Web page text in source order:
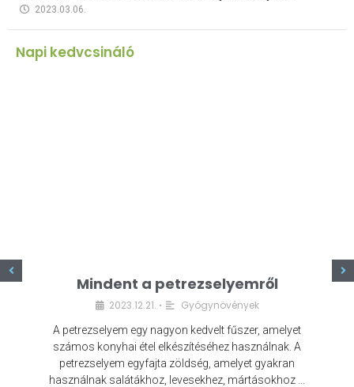
2023.03.06.
Napi kedvcsináló
Mindent a petrezselyemről
2023.12.21. • Gyógynövények
A petrezselyem egy nagyon kedvelt fűszer, amelyet
számos konyhai étel elkészítéséhez használnak. A
petrezselyem egyfajta zöldség, amelyet gyakran
használnak salátákhoz, levesekhez, mártásokhoz …